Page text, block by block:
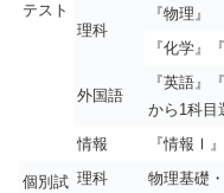
テスト
理科
『物理』
『化学』
外国語
『英語』
から1科目
情報
『情報Ⅰ』
個別試 理科
物理基礎